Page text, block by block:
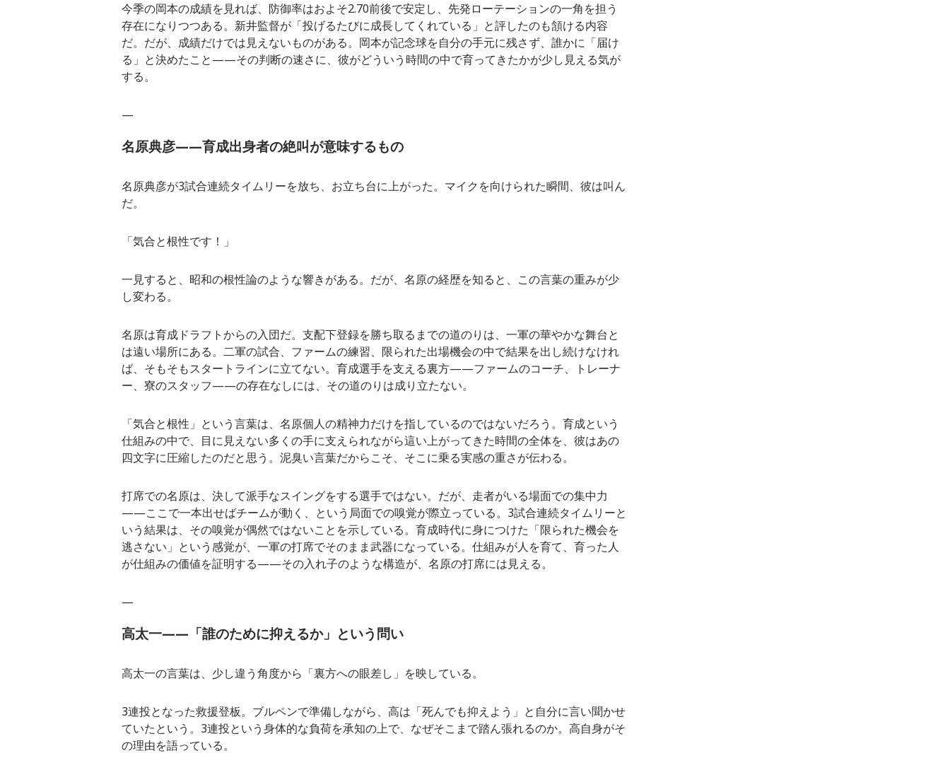
今季の岡本の成績を見れば、防御率はおよそ2.70前後で安定し、先発ローテーションの一角を担う
存在になりつつある。新井監督が「投げるたびに成長してくれている」と評したのも頷ける内容
だ。だが、成績だけでは見えないものがある。岡本が記念球を自分の手元に残さず、誰かに「届け
る」と決めたこと——その判断の速さに、彼がどういう時間の中で育ってきたかが少し見える気が
する。
—
名原典彦——育成出身者の絶叫が意味するもの
名原典彦が3試合連続タイムリーを放ち、お立ち台に上がった。マイクを向けられた瞬間、彼は叫ん
だ。
「気合と根性です！」
一見すると、昭和の根性論のような響きがある。だが、名原の経歴を知ると、この言葉の重みが少
し変わる。
名原は育成ドラフトからの入団だ。支配下登録を勝ち取るまでの道のりは、一軍の華やかな舞台と
は遠い場所にある。二軍の試合、ファームの練習、限られた出場機会の中で結果を出し続けなけれ
ば、そもそもスタートラインに立てない。育成選手を支える裏方——ファームのコーチ、トレーナ
ー、寮のスタッフ——の存在なしには、その道のりは成り立たない。
「気合と根性」という言葉は、名原個人の精神力だけを指しているのではないだろう。育成という
仕組みの中で、目に見えない多くの手に支えられながら這い上がってきた時間の全体を、彼はあの
四文字に圧縮したのだと思う。泥臭い言葉だからこそ、そこに乗る実感の重さが伝わる。
打席での名原は、決して派手なスイングをする選手ではない。だが、走者がいる場面での集中力
——ここで一本出せばチームが動く、という局面での嗅覚が際立っている。3試合連続タイムリーと
いう結果は、その嗅覚が偶然ではないことを示している。育成時代に身につけた「限られた機会を
逃さない」という感覚が、一軍の打席でそのまま武器になっている。仕組みが人を育て、育った人
が仕組みの価値を証明する——その入れ子のような構造が、名原の打席には見える。
—
高太一——「誰のために抑えるか」という問い
高太一の言葉は、少し違う角度から「裏方への眼差し」を映している。
3連投となった救援登板。ブルペンで準備しながら、高は「死んでも抑えよう」と自分に言い聞かせ
ていたという。3連投という身体的な負荷を承知の上で、なぜそこまで踏ん張れるのか。高自身がそ
の理由を語っている。